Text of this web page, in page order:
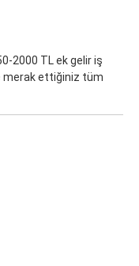
2000 TL ek gelir iş
merak ettiğiniz tüm